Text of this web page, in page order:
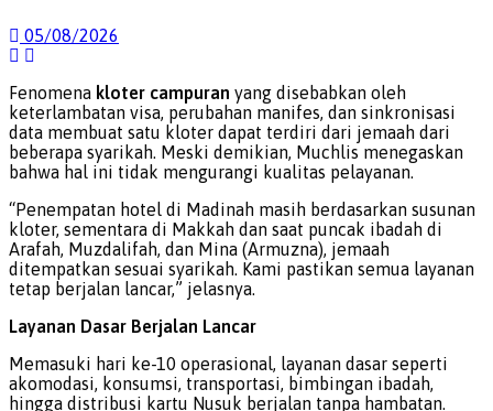
05/08/2026
Fenomena kloter campuran yang disebabkan oleh
keterlambatan visa, perubahan manifes, dan sinkronisasi
data membuat satu kloter dapat terdiri dari jemaah dari
beberapa syarikah. Meski demikian, Muchlis menegaskan
bahwa hal ini tidak mengurangi kualitas pelayanan.
“Penempatan hotel di Madinah masih berdasarkan susunan
kloter, sementara di Makkah dan saat puncak ibadah di
Arafah, Muzdalifah, dan Mina (Armuzna), jemaah
ditempatkan sesuai syarikah. Kami pastikan semua layanan
tetap berjalan lancar,” jelasnya.
Layanan Dasar Berjalan Lancar
Memasuki hari ke-10 operasional, layanan dasar seperti
akomodasi, konsumsi, transportasi, bimbingan ibadah,
hingga distribusi kartu Nusuk berjalan tanpa hambatan.